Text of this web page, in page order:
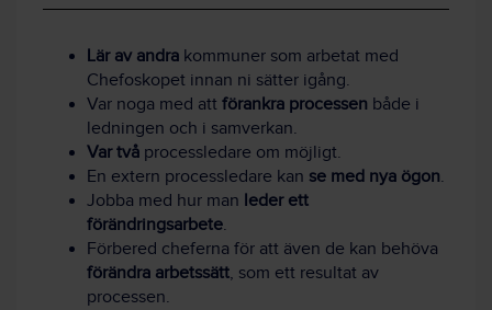
Lär av andra kommuner som arbetat med
Chefoskopet innan ni sätter igång.
Var noga med att förankra processen både i
ledningen och i samverkan.
Var två processledare om möjligt.
En extern processledare kan se med nya ögon.
Jobba med hur man leder ett
förändringsarbete.
Förbered cheferna för att även de kan behöva
förändra arbetssätt, som ett resultat av
processen.